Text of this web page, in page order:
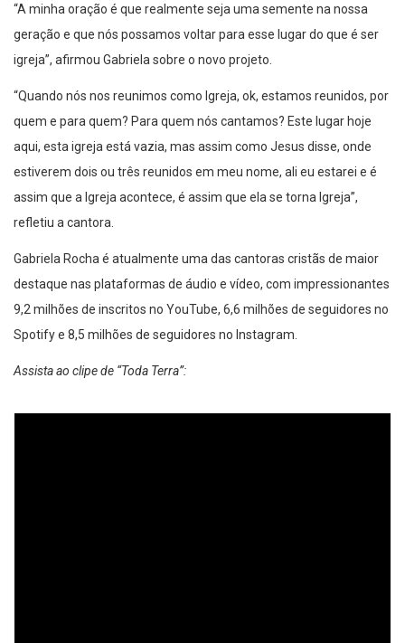
“A minha oração é que realmente seja uma semente na nossa
geração e que nós possamos voltar para esse lugar do que é ser
igreja”, afirmou Gabriela sobre o novo projeto.
“Quando nós nos reunimos como Igreja, ok, estamos reunidos, por
quem e para quem? Para quem nós cantamos? Este lugar hoje
aqui, esta igreja está vazia, mas assim como Jesus disse, onde
estiverem dois ou três reunidos em meu nome, ali eu estarei e é
assim que a Igreja acontece, é assim que ela se torna Igreja”,
refletiu a cantora.
Gabriela Rocha é atualmente uma das cantoras cristãs de maior
destaque nas plataformas de áudio e vídeo, com impressionantes
9,2 milhões de inscritos no YouTube, 6,6 milhões de seguidores no
Spotify e 8,5 milhões de seguidores no Instagram.
Assista ao clipe de “Toda Terra”: